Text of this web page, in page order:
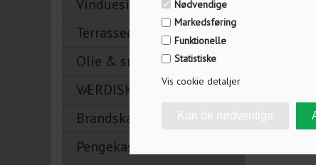
Nødvendige
Markedsføring
Funktionelle
Statistiske
Vis cookie detaljer
Vinduesikring
Terrassedørslåse
Olie & smøremidler
VÆRDISKABE
Brandskabe
Pengekasser